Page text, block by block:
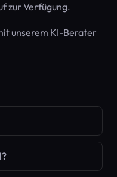
zur Verfügung.
unserem KI-Berater